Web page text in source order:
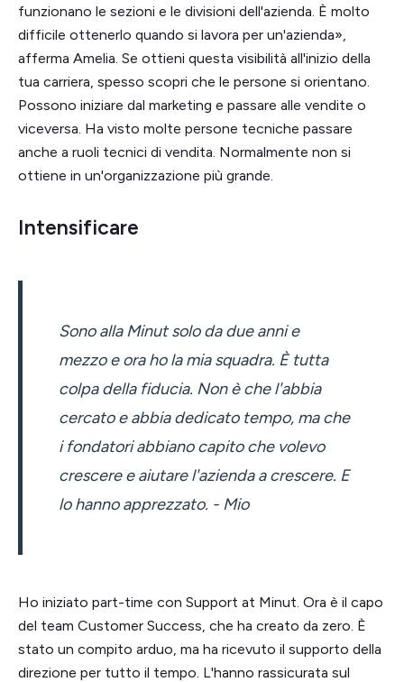
funzionano le sezioni e le divisioni dell'azienda. È molto
difficile ottenerlo quando si lavora per un'azienda»,
afferma Amelia. Se ottieni questa visibilità all'inizio della
tua carriera, spesso scopri che le persone si orientano.
Possono iniziare dal marketing e passare alle vendite o
viceversa. Ha visto molte persone tecniche passare
anche a ruoli tecnici di vendita. Normalmente non si
ottiene in un'organizzazione più grande.
Intensificare
Sono alla Minut solo da due anni e
mezzo e ora ho la mia squadra. È tutta
colpa della fiducia. Non è che l'abbia
cercato e abbia dedicato tempo, ma che
i fondatori abbiano capito che volevo
crescere e aiutare l'azienda a crescere. E
lo hanno apprezzato. - Mio
Ho iniziato part-time con Support at Minut. Ora è il capo
del team Customer Success, che ha creato da zero. È
stato un compito arduo, ma ha ricevuto il supporto della
direzione per tutto il tempo. L'hanno rassicurata sul